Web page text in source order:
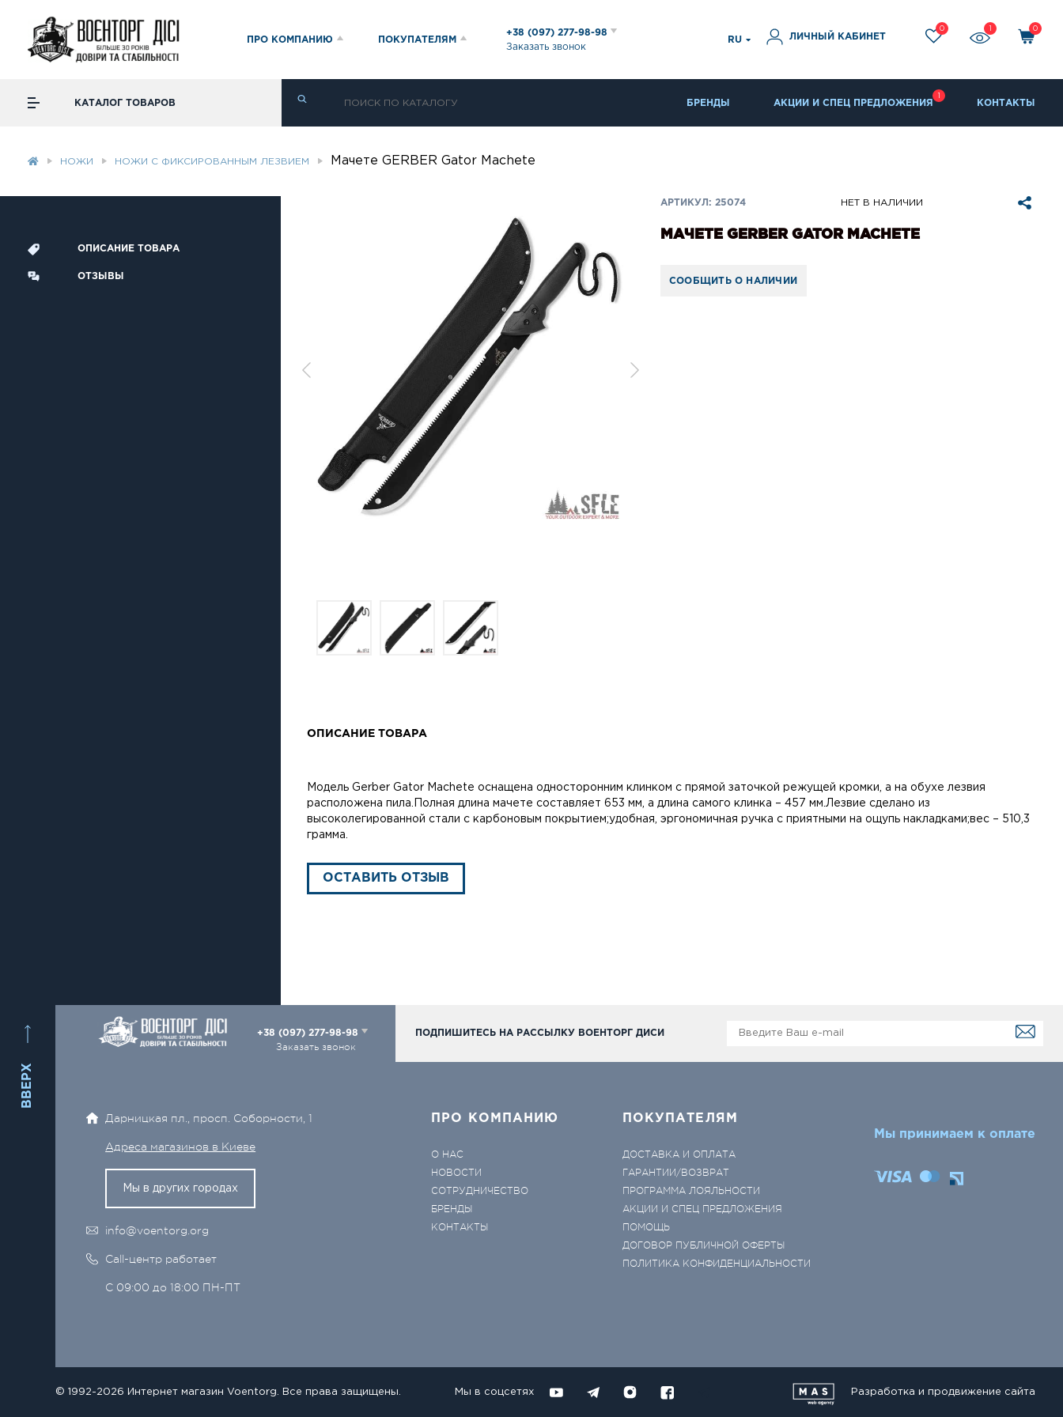
ПРО КОМПАНИЮ ПОКУПАТЕЛЯМ
+38 (097) 277-98-98
Заказать звонок
RU ЛИЧНЫЙ КАБИНЕТ
0 0
КАТАЛОГ ТОВАРОВ БРЕНДЫ АКЦИИ И СПЕЦ ПРЕДЛОЖЕНИЯ КОНТАКТЫ
НОЖИ НОЖИ С ФИКСИРОВАННЫМ ЛЕЗВИЕМ Мачете GERBER Gator Machete
ОПИСАНИЕ ТОВАРА
ОТЗЫВЫ
АРТИКУЛ: 25074 НЕТ В НАЛИЧИИ
МАЧЕТЕ GERBER GATOR MACHETE
СООБЩИТЬ О НАЛИЧИИ
ОПИСАНИЕ ТОВАРА
Модель Gerber Gator Machete оснащена односторонним клинком с прямой заточкой режущей кромки, а на обухе лезвия
расположена пила.Полная длина мачете составляет 653 мм, а длина самого клинка – 457 мм.Лезвие сделано из
высоколегированной стали с карбоновым покрытием;удобная, эргономичная ручка с приятными на ощупь накладками;вес – 510,3
грамма.
ОСТАВИТЬ ОТЗЫВ
ВВЕРХ
+38 (097) 277-98-98
Заказать звонок
ПОДПИШИТЕСЬ НА РАССЫЛКУ ВОЕНТОРГ ДИСИ
Дарницкая пл., просп. Соборности, 1
Адреса магазинов в Киеве
Мы в других городах
info@voentorg.org
Call-центр работает
С 09:00 до 18:00 ПН-ПТ
ПРО КОМПАНИЮ
О НАС
НОВОСТИ
СОТРУДНИЧЕСТВО
БРЕНДЫ
КОНТАКТЫ
ПОКУПАТЕЛЯМ
ДОСТАВКА И ОПЛАТА
ГАРАНТИИ/ВОЗВРАТ
ПРОГРАММА ЛОЯЛЬНОСТИ
АКЦИИ И СПЕЦ ПРЕДЛОЖЕНИЯ
ПОМОЩЬ
ДОГОВОР ПУБЛИЧНОЙ ОФЕРТЫ
ПОЛИТИКА КОНФИДЕНЦИАЛЬНОСТИ
Мы принимаем к оплате
© 1992-2026 Интернет магазин Voentorg. Все права защищены. Мы в соцсетях Разработка и продвижение сайта